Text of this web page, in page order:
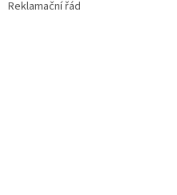
Reklamační řád